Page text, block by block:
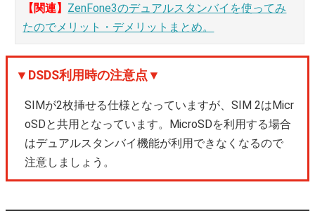
【関連】 ZenFone3のデュアルスタンバイを使ってみ
たのでメリット・デメリットまとめ。
▼DSDS利用時の注意点▼
SIMが2枚挿せる仕様となっていますが、SIM 2はMicr
oSDと共用となっています。MicroSDを利用する場合
はデュアルスタンバイ機能が利用できなくなるので
注意しましょう。